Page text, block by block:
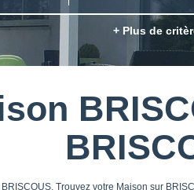
+ Plus de
Trouvez votre Maison sur